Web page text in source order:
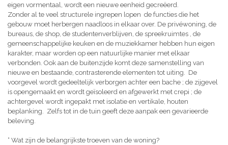
eigen vormentaal, wordt een nieuwe eenheid gecreëerd.
Zonder al te veel structurele ingrepen lopen de functies die het
gebouw moet herbergen naadloos in elkaar over. De privéwoning, de
bureaus, de shop, de studentenverblijven, de spreekruimtes , de
gemeenschappelijke keuken en de muziekkamer hebben hun eigen
karakter, maar worden op een natuurlijke manier met elkaar
verbonden. Ook aan de buitenzijde komt deze samenstelling van
nieuwe en bestaande, contrasterende elementen tot uiting. De
voorgevel wordt gedeeltelijk verborgen achter een bache ; de zijgevel
is opengemaakt en wordt geïsoleerd en afgewerkt met crepi ; de
achtergevel wordt ingepakt met isolatie en vertikale, houten
beplanking. Zelfs tot in de tuin geeft deze aanpak een gevarieerde
beleving.
° Wat zijn de belangrijkste troeven van de woning?